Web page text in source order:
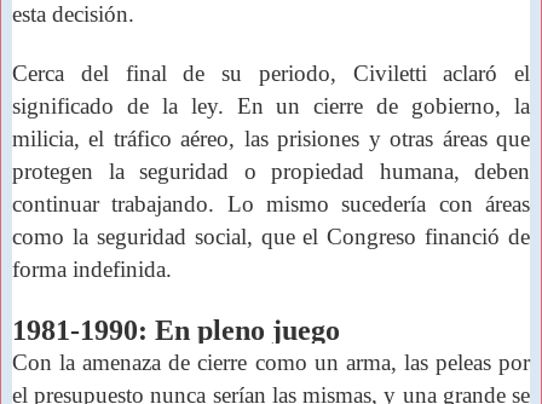
esta decisión.
Cerca del final de su periodo, Civiletti aclaró el
significado de la ley. En un cierre de gobierno, la
milicia, el tráfico aéreo, las prisiones y otras áreas que
protegen la seguridad o propiedad humana, deben
continuar trabajando. Lo mismo sucedería con áreas
como la seguridad social, que el Congreso financió de
forma indefinida.
1981-1990: En pleno juego
Con la amenaza de cierre como un arma, las peleas por
el presupuesto nunca serían las mismas, y una grande se